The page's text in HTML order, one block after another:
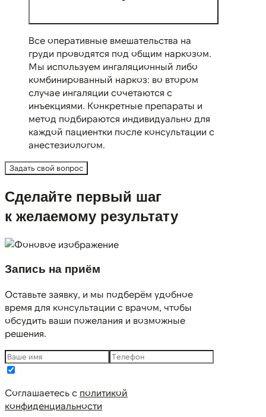
Все оперативные вмешательства на
груди проводятся под общим наркозом.
Мы используем ингаляционный либо
комбинированный наркоз: во втором
случае ингаляции сочетаются с
инъекциями. Конкретные препараты и
метод подбираются индивидуально для
каждой пациентки после консультации с
анестезиологом.
Задать свой вопрос
Сделайте первый шаг
к желаемому результату
Запись на приём
Оставьте заявку, и мы подберём удобное
время для консультации с врачом, чтобы
обсудить ваши пожелания и возможные
решения.
Соглашаетесь с политикой
конфиденциальности